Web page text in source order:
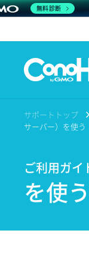
サポートトップ
サーバー）を使う
ご利用ガイ
を使う
無料診断